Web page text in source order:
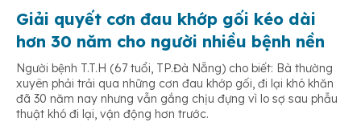
Giải quyết cơn đau khớp gối kéo dài
hơn 30 năm cho người nhiều bệnh nền
Người bệnh T.T.H (67 tuổi, TP.Đà Nẵng) cho biết: Bà thường
xuyên phải trải qua những cơn đau khớp gối, đi lại khó khăn
đã 30 năm nay nhưng vẫn gắng chịu đựng vì lo sợ sau phẫu
thuật khó đi lại, vận động hơn trước.